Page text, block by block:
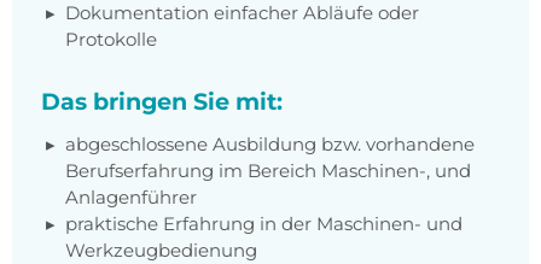
Dokumentation einfacher Abläufe oder
Protokolle
Das bringen Sie mit:
abgeschlossene Ausbildung bzw. vorhandene
Berufserfahrung im Bereich Maschinen-, und
Anlagenführer
praktische Erfahrung in der Maschinen- und
Werkzeugbedienung